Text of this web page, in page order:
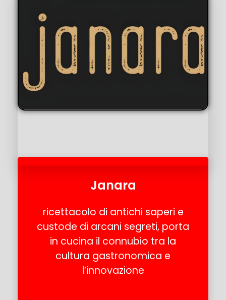
Janara
ricettacolo di antichi saperi e
custode di arcani segreti, porta
in cucina il connubio tra la
cultura gastronomica e
l’innovazione